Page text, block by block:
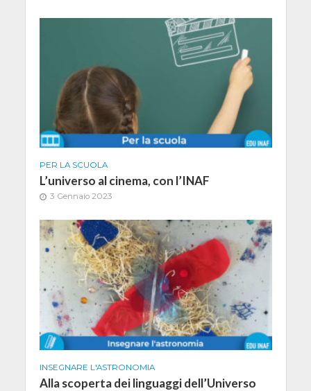
PER LA SCUOLA
L’universo al cinema, con l’INAF
3 Gennaio 2023
INSEGNARE L'ASTRONOMIA
Alla scoperta dei linguaggi dell’Universo